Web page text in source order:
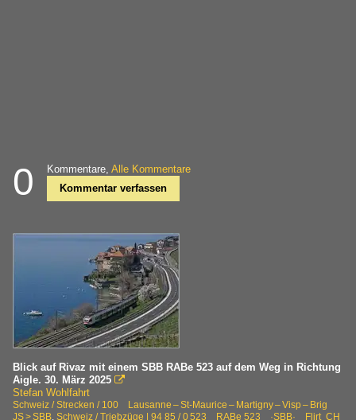
0 Kommentare, Alle Kommentare
Kommentar verfassen
Blick auf Rivaz mit einem SBB RABe 523 auf dem Weg in Richtung
Aigle. 30. März 2025 
Stefan Wohlfahrt
Schweiz / Strecken / 100 Lausanne – St-Maurice – Martigny – Visp – Brig
JS > SBB, Schweiz / Triebzüge | 94 85 / 0 523 RABe 523 ·SBB· Flirt CH